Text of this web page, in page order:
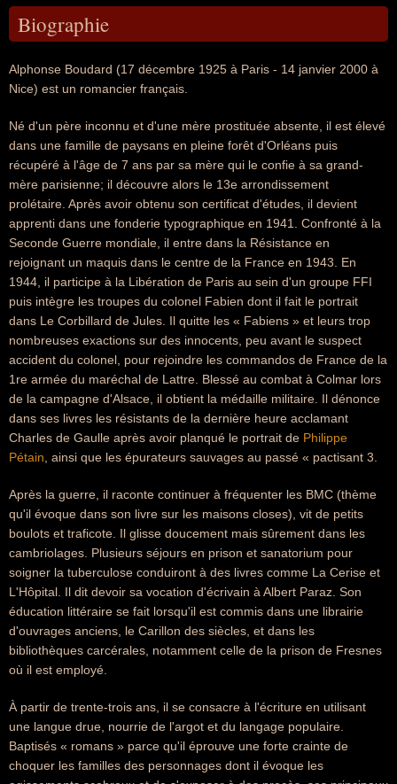
Biographie
Alphonse Boudard (17 décembre 1925 à Paris - 14 janvier 2000 à
Nice) est un romancier français.
Né d'un père inconnu et d'une mère prostituée absente, il est élevé
dans une famille de paysans en pleine forêt d'Orléans puis
récupéré à l'âge de 7 ans par sa mère qui le confie à sa grand-
mère parisienne; il découvre alors le 13e arrondissement
prolétaire. Après avoir obtenu son certificat d'études, il devient
apprenti dans une fonderie typographique en 1941. Confronté à la
Seconde Guerre mondiale, il entre dans la Résistance en
rejoignant un maquis dans le centre de la France en 1943. En
1944, il participe à la Libération de Paris au sein d'un groupe FFI
puis intègre les troupes du colonel Fabien dont il fait le portrait
dans Le Corbillard de Jules. Il quitte les « Fabiens » et leurs trop
nombreuses exactions sur des innocents, peu avant le suspect
accident du colonel, pour rejoindre les commandos de France de la
1re armée du maréchal de Lattre. Blessé au combat à Colmar lors
de la campagne d'Alsace, il obtient la médaille militaire. Il dénonce
dans ses livres les résistants de la dernière heure acclamant
Charles de Gaulle après avoir planqué le portrait de Philippe
Pétain , ainsi que les épurateurs sauvages au passé « pactisant 3.
Après la guerre, il raconte continuer à fréquenter les BMC (thème
qu'il évoque dans son livre sur les maisons closes), vit de petits
boulots et traficote. Il glisse doucement mais sûrement dans les
cambriolages. Plusieurs séjours en prison et sanatorium pour
soigner la tuberculose conduiront à des livres comme La Cerise et
L'Hôpital. Il dit devoir sa vocation d'écrivain à Albert Paraz. Son
éducation littéraire se fait lorsqu'il est commis dans une librairie
d'ouvrages anciens, le Carillon des siècles, et dans les
bibliothèques carcérales, notamment celle de la prison de Fresnes
où il est employé.
À partir de trente-trois ans, il se consacre à l'écriture en utilisant
une langue drue, nourrie de l'argot et du langage populaire.
Baptisés « romans » parce qu'il éprouve une forte crainte de
choquer les familles des personnages dont il évoque les